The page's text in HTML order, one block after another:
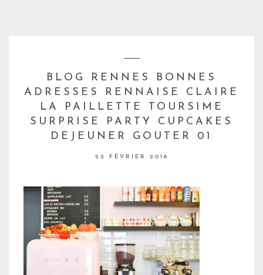
BLOG RENNES BONNES
ADRESSES RENNAISE CLAIRE
LA PAILLETTE TOURSIME
SURPRISE PARTY CUPCAKES
DEJEUNER GOUTER 01
22 FÉVRIER 2018